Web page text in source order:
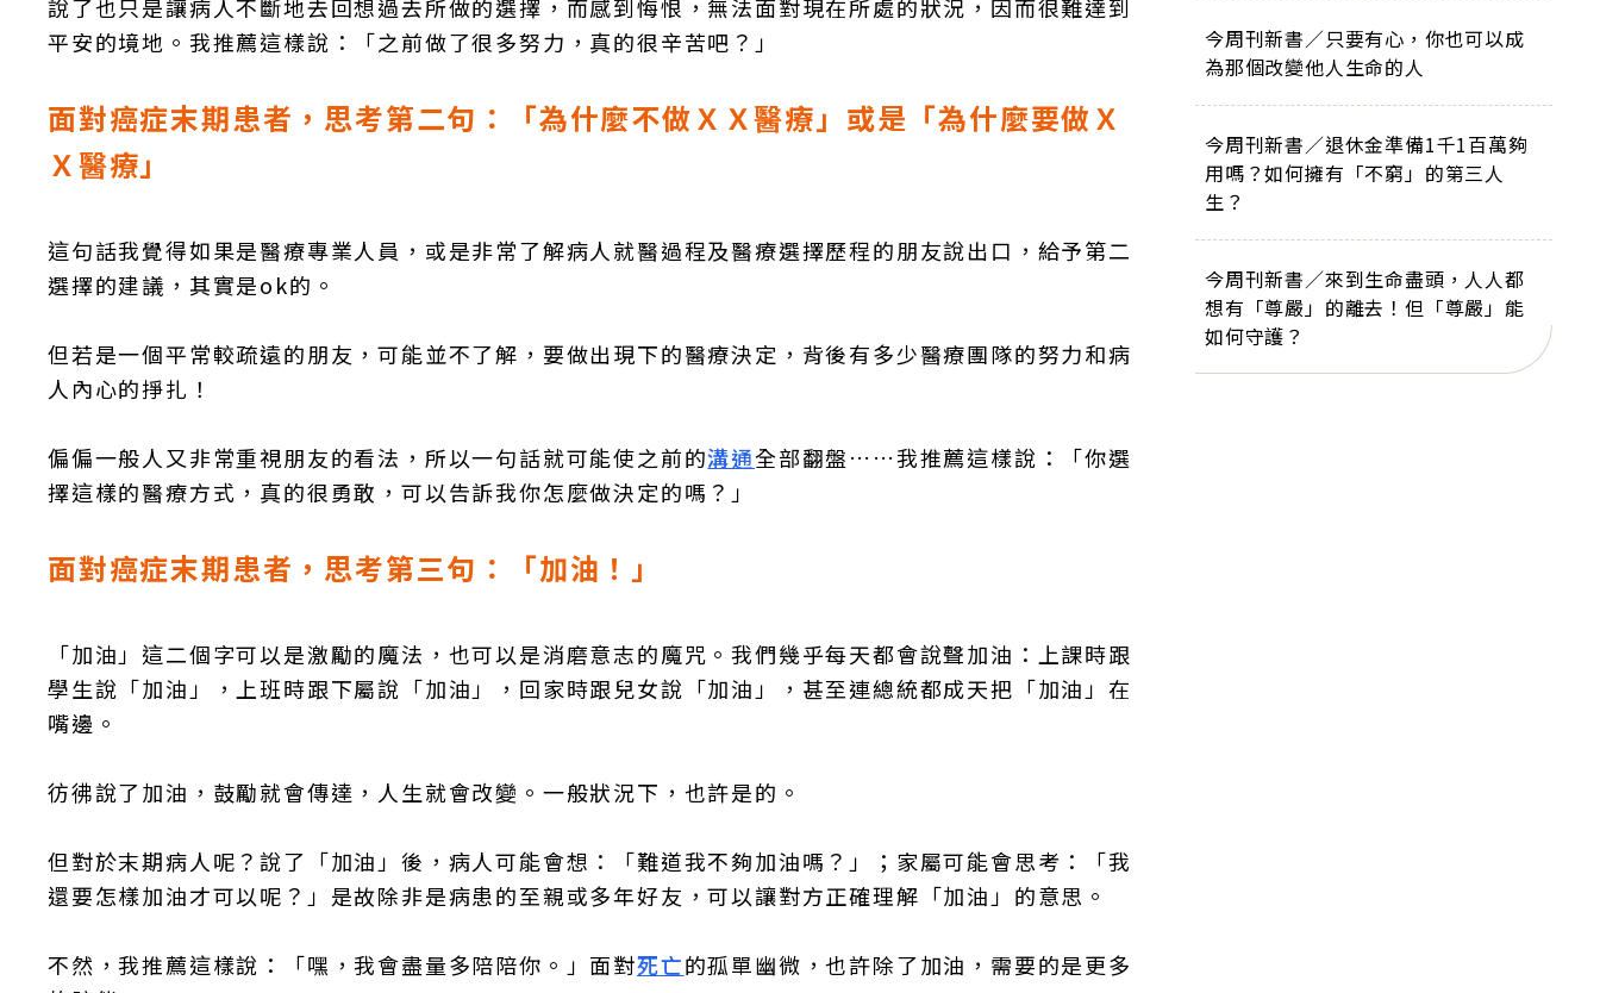
說了也只是讓病人不斷地去回想過去所做的選擇，而感到悔恨，無法面對現在所處的狀況，因而很難達到
平安的境地。我推薦這樣說：「之前做了很多努力，真的很辛苦吧？」
面對癌症末期患者，思考第二句：「為什麼不做ＸＸ醫療」或是「為什麼要做Ｘ
Ｘ醫療」
這句話我覺得如果是醫療專業人員，或是非常了解病人就醫過程及醫療選擇歷程的朋友說出口，給予第二
選擇的建議，其實是ok的。
但若是一個平常較疏遠的朋友，可能並不了解，要做出現下的醫療決定，背後有多少醫療團隊的努力和病
人內心的掙扎！
偏偏一般人又非常重視朋友的看法，所以一句話就可能使之前的溝通全部翻盤……我推薦這樣說：「你選
擇這樣的醫療方式，真的很勇敢，可以告訴我你怎麼做決定的嗎？」
面對癌症末期患者，思考第三句：「加油！」
「加油」這二個字可以是激勵的魔法，也可以是消磨意志的魔咒。我們幾乎每天都會說聲加油：上課時跟
學生說「加油」，上班時跟下屬說「加油」，回家時跟兒女說「加油」，甚至連總統都成天把「加油」在
嘴邊。
彷彿說了加油，鼓勵就會傳達，人生就會改變。一般狀況下，也許是的。
但對於末期病人呢？說了「加油」後，病人可能會想：「難道我不夠加油嗎？」；家屬可能會思考：「我
還要怎樣加油才可以呢？」是故除非是病患的至親或多年好友，可以讓對方正確理解「加油」的意思。
不然，我推薦這樣說：「嘿，我會盡量多陪陪你。」面對死亡的孤單幽微，也許除了加油，需要的是更多
今周刊新書／只要有心，你也可以成
為那個改變他人生命的人
今周刊新書／退休金準備1千1百萬夠
用嗎？如何擁有「不窮」的第三人
生？
今周刊新書／來到生命盡頭，人人都
想有「尊嚴」的離去！但「尊嚴」能
如何守護？